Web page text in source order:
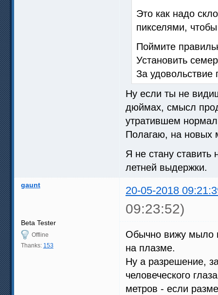
Это как надо
пикселями,
Поймите
Установить
За удовольствие
Ну если ты не
дюймах, смысл
утратившем
Полагаю, на новых
Я не стану
летней выдержки.
gaunt 20-05-2018
09:23:52)
Beta Tester
Offline
Thanks: 153
Обычно вижу мыло
на плазме.
Ну а разрешение,
человеческого
метров - если